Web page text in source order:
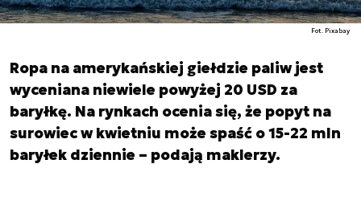
Fot. Pixabay
Ropa na amerykańskiej giełdzie paliw jest
wyceniana niewiele powyżej 20 USD za
baryłkę. Na rynkach ocenia się, że popyt na
surowiec w kwietniu może spaść o 15-22 mln
baryłek dziennie – podają maklerzy.